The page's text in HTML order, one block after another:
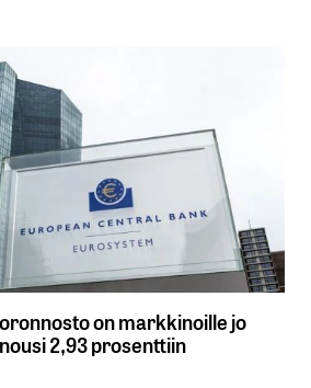
on markkinoille jo
2,93 prosenttiin